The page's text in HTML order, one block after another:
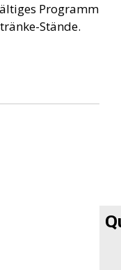
Programm
Stände.